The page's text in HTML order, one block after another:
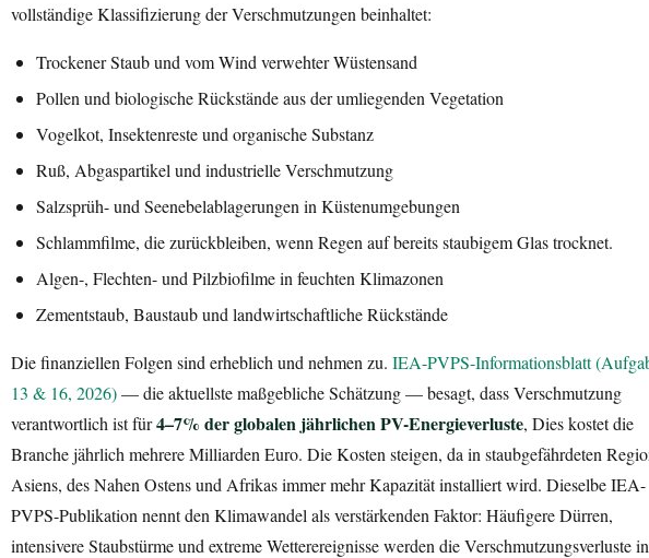
vollständige Klassifizierung der Verschmutzungen beinhaltet:
Trockener Staub und vom Wind verwehter Wüstensand
Pollen und biologische Rückstände aus der umliegenden Vegetation
Vogelkot, Insektenreste und organische Substanz
Ruß, Abgaspartikel und industrielle Verschmutzung
Salzsprüh- und Seenebelablagerungen in Küstenumgebungen
Schlammfilme, die zurückbleiben, wenn Regen auf bereits staubigem Glas trocknet.
Algen-, Flechten- und Pilzbiofilme in feuchten Klimazonen
Zementstaub, Baustaub und landwirtschaftliche Rückstände
Die finanziellen Folgen sind erheblich und nehmen zu. IEA-PVPS-Informationsblatt
13 & 16, 2026)— die aktuellste maßgebliche Schätzung — besagt, dass Verschmutzung
verantwortlich ist für4–7% der globalen jährlichen PV-Energieverluste, Dies kostet die
Branche jährlich mehrere Milliarden Euro. Die Kosten steigen, da in staubgefährdeten
Asiens, des Nahen Ostens und Afrikas immer mehr Kapazität installiert wird. Dieselbe IEA-
PVPS-Publikation nennt den Klimawandel als verstärkenden Faktor: Häufigere Dürren,
intensivere Staubstürme und extreme Wetterereignisse werden die Verschmutzungsverluste in